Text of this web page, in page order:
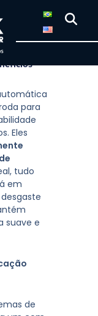
para
Eles
tudo
em
suave e
de